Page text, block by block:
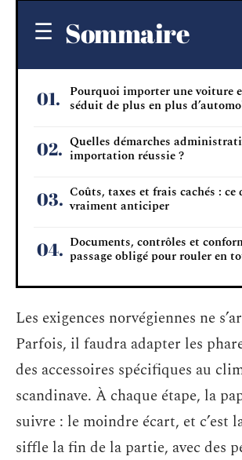
Sommaire
Pourquoi importer une voiture
séduit de plus en plus
Quelles démarches
importation réussie ?
Coûts, taxes et frais cachés : ce
vraiment anticiper
Documents, contrôles et
passage obligé pour rouler en
Les exigences norvégiennes ne
Parfois, il faudra adapter les
des accessoires spécifiques au
scandinave. À chaque étape, la
suivre : le moindre écart, et c’est
siffle la fin de la partie, avec des